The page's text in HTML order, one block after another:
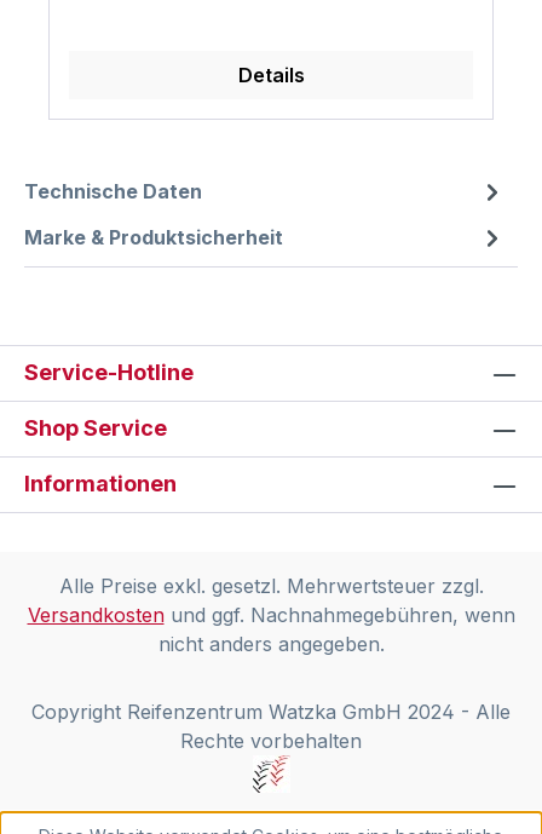
Details
Technische Daten
Marke & Produktsicherheit
Service-Hotline
Shop Service
Informationen
Alle Preise exkl. gesetzl. Mehrwertsteuer zzgl.
Versandkostenund ggf. Nachnahmegebühren, wenn
nicht anders angegeben.
Copyright Reifenzentrum Watzka GmbH 2024 - Alle
Rechte vorbehalten